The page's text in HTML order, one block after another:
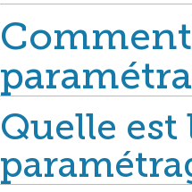
Quelle